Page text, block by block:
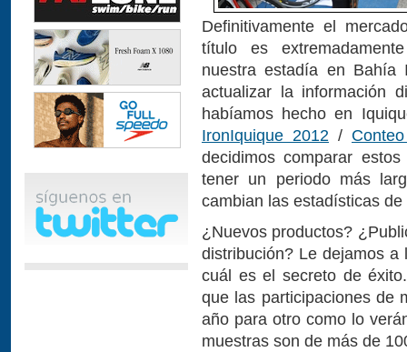
Definitivamente el
título es
nuestra estadía en Bahía
actualizar la información
habíamos hecho en
IronIquique 2012 /
decidimos comparar
tener un periodo más
cambian las estadísticas
¿Nuevos productos?
distribución? Le dejamos
cuál es el secreto de
que las participaciones de
año para otro como lo
muestras son de más de